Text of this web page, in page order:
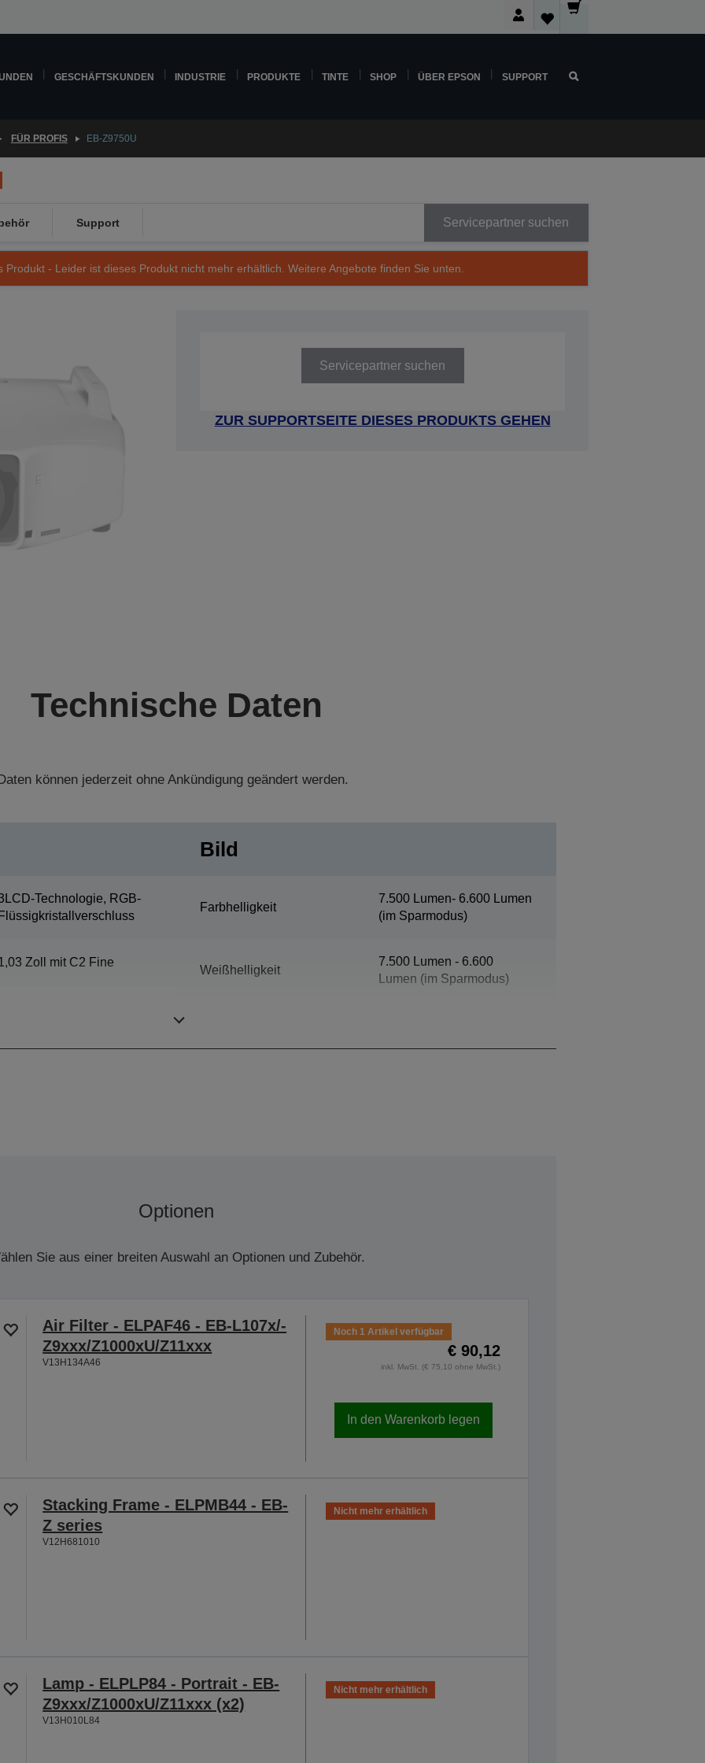
GESCHÄFTSKUNDEN INDUSTRIE PRODUKTE TINTE SHOP ÜBER EPSON SUPPORT
FÜR PROFIS EB-Z9750U
Support Servicepartner suchen
Produkt - Leider ist dieses Produkt nicht mehr erhältlich. Weitere Angebote finden Sie unten.
Servicepartner suchen
ZUR SUPPORTSEITE DIESES PRODUKTS GEHEN
Technische Daten
können jederzeit ohne Ankündigung geändert werden.
Technologie, RGB-
Zoll mit C2 Fine
Bild
Farbhelligkeit
7.500 Lumen- 6.600 Lumen
(im Sparmodus)
Weißhelligkeit
7.500 Lumen - 6.600
Lumen (im Sparmodus)
Optionen
Sie aus einer breiten Auswahl an Optionen und Zubehör.
Air Filter - ELPAF46 - EB-L107x/-
Z9xxx/Z1000xU/Z11xxx
V13H134A46
Noch 1 Artikel verfügbar
€ 90,12
inkl. MwSt. (€ 75,10 ohne MwSt.)
In den Warenkorb legen
Stacking Frame - ELPMB44 - EB-
Z series
V12H681010
Nicht mehr erhältlich
Lamp - ELPLP84 - Portrait - EB-
Z9xxx/Z1000xU/Z11xxx (x2)
V13H010L84
Nicht mehr erhältlich